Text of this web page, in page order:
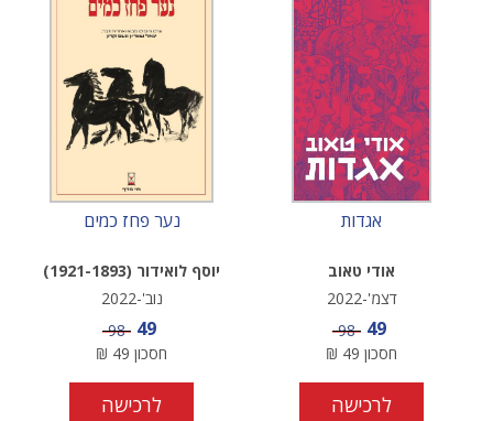
אגדות
אודי טאוב
דצמ'-2022
מחיר מבצע
49 מחיר
98
חסכון 49
₪
לרכישה
נער פחז כמים
יוסף לואידור (1921-1893)
נוב'-2022
מחיר מבצע
49 מחיר
98
חסכון 49
₪
לרכישה